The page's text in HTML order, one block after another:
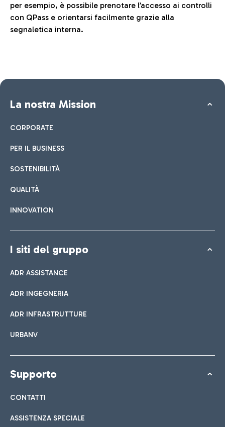
per esempio, è possibile prenotare l’accesso ai controlli
con QPass e orientarsi facilmente grazie alla
segnaletica interna.
La nostra Mission
CORPORATE
PER IL BUSINESS
SOSTENIBILITÀ
QUALITÀ
INNOVATION
I siti del gruppo
ADR ASSISTANCE
ADR INGEGNERIA
ADR INFRASTRUTTURE
URBANV
Supporto
CONTATTI
ASSISTENZA SPECIALE